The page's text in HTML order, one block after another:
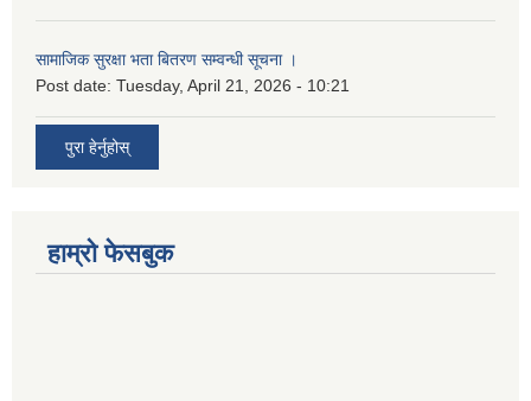
सामाजिक सुरक्षा भता बितरण सम्वन्धी सूचना ।
Post date: Tuesday, April 21, 2026 - 10:21
पुरा हेर्नुहोस्
हाम्रो फेसबुक